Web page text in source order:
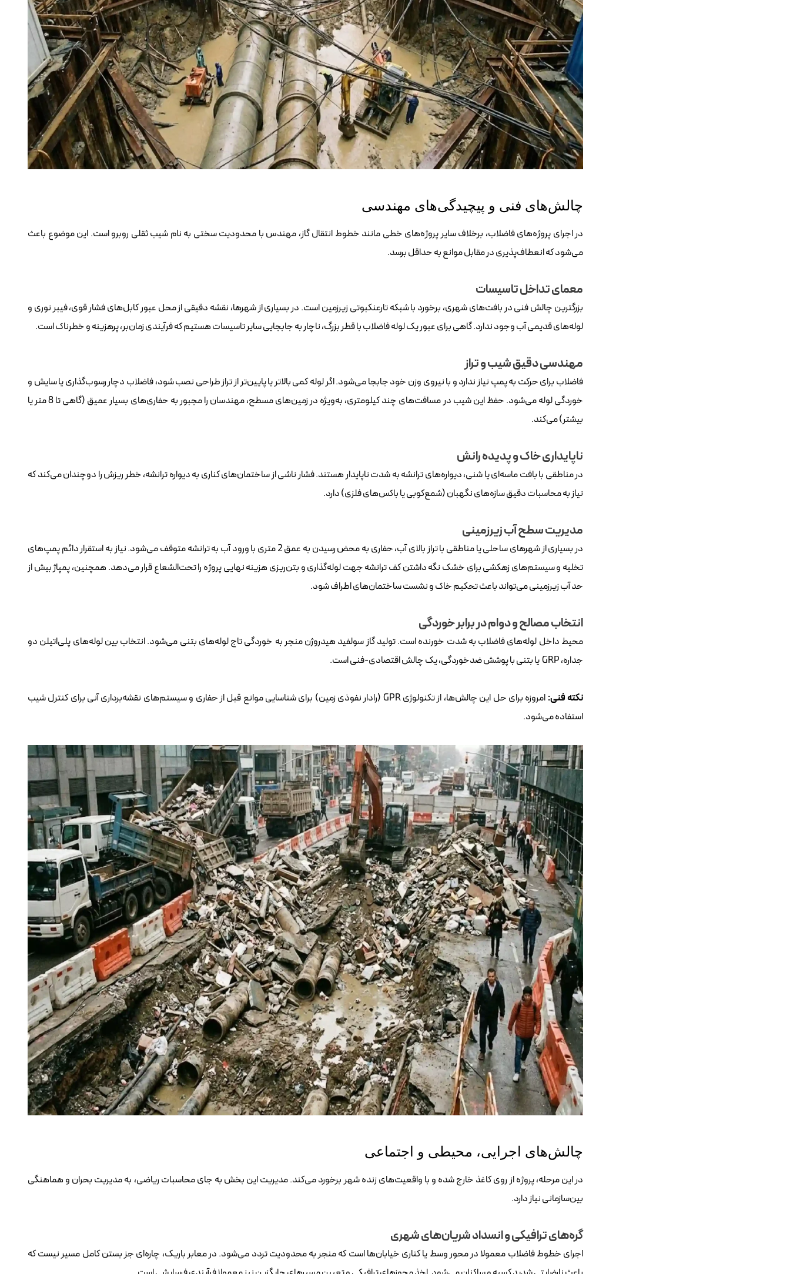
چالش‌های فنی و پیچیدگی‌های مهندسی
در اجرای پروژه‌های فاضلاب، برخلاف سایر پروژه‌های خطی مانند خطوط انتقال گاز، مهندس با محدودیت سختی به نام شیب ثقلی روبرو است. این موضوع باعث
می‌شود که انعطاف‌پذیری در مقابل موانع به حداقل برسد.
معمای تداخل تاسیسات
بزرگترین چالش فنی در بافت‌های شهری، برخورد با شبکه تارعنکبوتی زیرزمین است. در بسیاری از شهرها، نقشه دقیقی از محل عبور کابل‌های فشار قوی، فیبر نوری و
لوله‌های قدیمی آب وجود ندارد. گاهی برای عبور یک لوله فاضلاب با قطر بزرگ، ناچار به جابجایی سایر تاسیسات هستیم که فرآیندی زمان‌بر، پرهزینه و خطرناک است.
مهندسی دقیق شیب و تراز
فاضلاب برای حرکت به پمپ نیاز ندارد و با نیروی وزن خود جابجا می‌شود. اگر لوله کمی بالاتر یا پایین‌تر از تراز طراحی نصب شود، فاضلاب دچار رسوب‌گذاری یا سایش و
خوردگی لوله می‌شود. حفظ این شیب در مسافت‌های چند کیلومتری، به‌ویژه در زمین‌های مسطح، مهندسان را مجبور به حفاری‌های بسیار عمیق (گاهی تا 8 متر یا
بیشتر) می‌کند.
ناپایداری خاک و پدیده رانش
در مناطقی با بافت ماسه‌ای یا شنی، دیواره‌های ترانشه به شدت ناپایدار هستند. فشار ناشی از ساختمان‌های کناری به دیواره ترانشه، خطر ریزش را دوچندان می‌کند که
نیاز به محاسبات دقیق سازه‌های نگهبان (شمع‌کوبی یا باکس‌های فلزی) دارد.
مدیریت سطح آب زیرزمینی
در بسیاری از شهرهای ساحلی یا مناطقی با تراز بالای آب، حفاری به محض رسیدن به عمق 2 متری با ورود آب به ترانشه متوقف می‌شود. نیاز به استقرار دائم پمپ‌های
تخلیه و سیستم‌های زهکشی برای خشک نگه داشتن کف ترانشه جهت لوله‌گذاری و بتن‌ریزی هزینه نهایی پروژه را تحت‌الشعاع قرار می‌دهد. همچنین، پمپاژ بیش از
حد آب زیرزمینی می‌تواند باعث تحکیم خاک و نشست ساختمان‌های اطراف شود.
انتخاب مصالح و دوام در برابر خوردگی
محیط داخل لوله‌های فاضلاب به شدت خورنده است. تولید گاز سولفید هیدروژن منجر به خوردگی تاج لوله‌های بتنی می‌شود. انتخاب بین لوله‌های پلی‌اتیلن دو
جداره، GRP یا بتنی با پوشش ضدخوردگی، یک چالش اقتصادی-فنی است.
نکته فنی:
امروزه برای حل این چالش‌ها، از تکنولوژی GPR (رادار نفوذی زمین) برای شناسایی موانع قبل از حفاری و سیستم‌های نقشه‌برداری آنی برای کنترل شیب
استفاده می‌شود.
چالش‌های اجرایی، محیطی و اجتماعی
در این مرحله، پروژه از روی کاغذ خارج شده و با واقعیت‌های زنده شهر برخورد می‌کند. مدیریت این بخش به جای محاسبات ریاضی، به مدیریت بحران و هماهنگی
بین‌سازمانی نیاز دارد.
گره‌های ترافیکی و انسداد شریان‌های شهری
اجرای خطوط فاضلاب معمولا در محور وسط یا کناری خیابان‌ها است که منجر به محدودیت تردد می‌شود. در معابر باریک، چاره‌ای جز بستن کامل مسیر نیست که